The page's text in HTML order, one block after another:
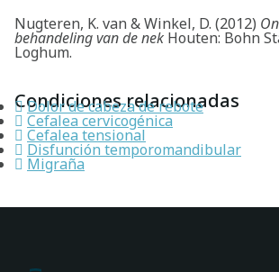
Nugteren, K. van & Winkel, D. (2012)
behandeling van de nek Houten: Bohn
Loghum.
Condiciones relacionadas
Dolor de cabeza de rebote
Cefalea cervicogénica
Cefalea tensional
Disfunción temporomandibular
Migraña